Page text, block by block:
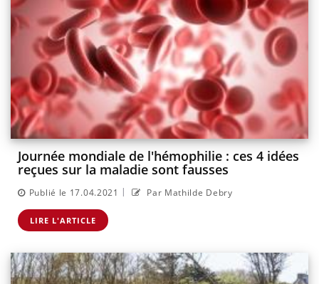
Journée mondiale de l'hémophilie : ces 4 idées
reçues sur la maladie sont fausses
Publié le 17.04.2021 | Par Mathilde Debry
LIRE L'ARTICLE